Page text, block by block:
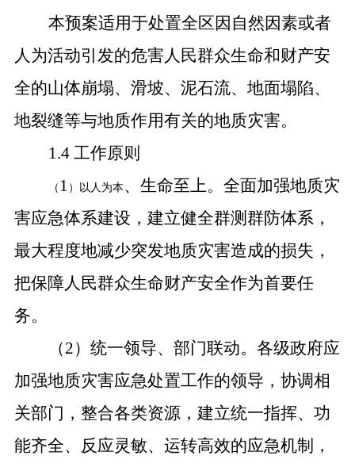
本预案适用于处置全区因自然因素或者
人为活动引发的危害人民群众生命和财产安
全的山体崩塌、滑坡、泥石流、地面塌陷、
地裂缝等与地质作用有关的地质灾害。
1.4 工作原则
（ 1 ）以人为本 、生命至上。全面加强地质灾
害应急体系建设，建立健全群测群防体系，
最大程度地减少突发地质灾害造成的损失，
把保障人民群众生命财产安全作为首要任
务。
（2）统一领导、部门联动。各级政府应
加强地质灾害应急处置工作的领导，协调相
关部门，整合各类资源，建立统一指挥、功
能齐全、反应灵敏、运转高效的应急机制，